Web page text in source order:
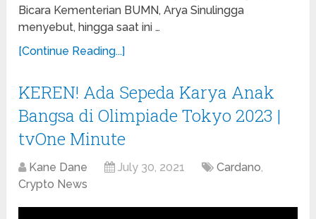
Bicara Kementerian BUMN, Arya Sinulingga
menyebut, hingga saat ini …
[Continue Reading...]
KEREN! Ada Sepeda Karya Anak
Bangsa di Olimpiade Tokyo 2023 |
tvOne Minute
Kane Dane July 30, 2021 Cardano,
Crypto News